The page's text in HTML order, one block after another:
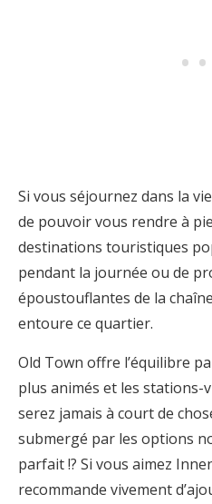
Si vous séjournez dans la
de pouvoir vous rendre à
destinations touristiques
pendant la journée ou de
époustouflantes de la
entoure ce quartier.
Old Town offre l’équilibre
plus animés et les stations-
serez jamais à court de
submergé par les options
parfait !? Si vous aimez
recommande vivement